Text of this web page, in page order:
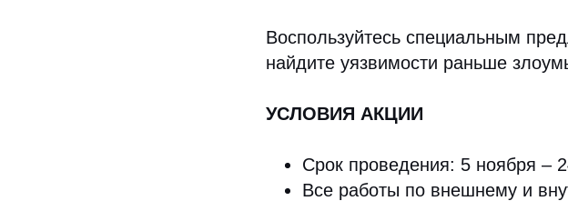
Воспользуйтесь специальным
найдите уязвимости раньше
УСЛОВИЯ АКЦИИ
Срок проведения: 5 ноября –
Все работы по внешнему и